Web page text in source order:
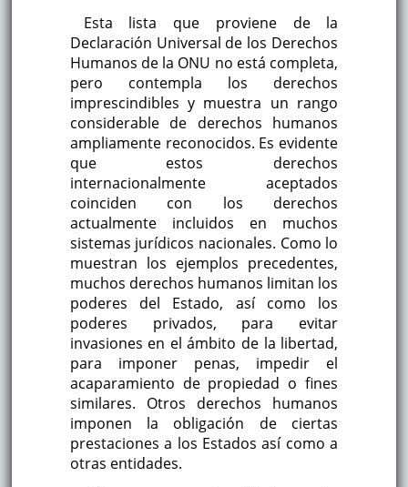
Esta lista que proviene de la
Declaración Universal de los Derechos
Humanos de la ONU no está completa,
pero contempla los derechos
imprescindibles y muestra un rango
considerable de derechos humanos
ampliamente reconocidos. Es evidente
que estos derechos
internacionalmente aceptados
coinciden con los derechos
actualmente incluidos en muchos
sistemas jurídicos nacionales. Como lo
muestran los ejemplos precedentes,
muchos derechos humanos limitan los
poderes del Estado, así como los
poderes privados, para evitar
invasiones en el ámbito de la libertad,
para imponer penas, impedir el
acaparamiento de propiedad o fines
similares. Otros derechos humanos
imponen la obligación de ciertas
prestaciones a los Estados así como a
otras entidades.